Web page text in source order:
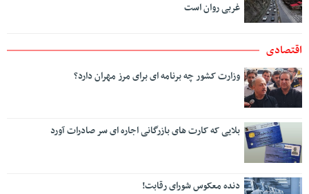
غربی روان است
اقتصادی
وزارت کشور چه برنامه ای برای مرز مهران دارد؟
بلایی که کارت های بازرگانی اجاره ای سر صادرات آورد
دنده معکوس شورای رقابت!